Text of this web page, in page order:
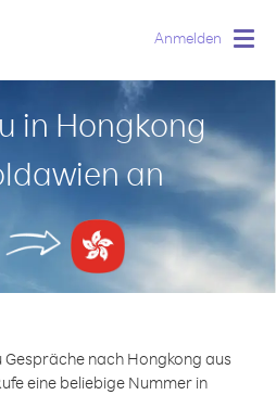
Anmelden
in Hongkong
an
nach Hongkong aus
eine beliebige Nummer in